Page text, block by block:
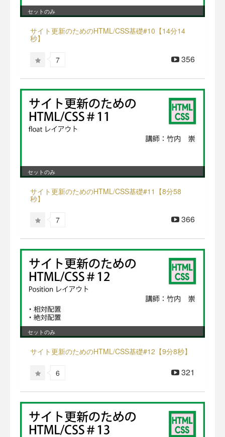
セットのみ
サイト更新のためのHTML/CSS基礎#10【14分14
秒】
7 356
セットのみ
サイト更新のためのHTML/CSS基礎#11【8分58
秒】
7 366
セットのみ
サイト更新のためのHTML/CSS基礎#12【9分8秒】
6 321